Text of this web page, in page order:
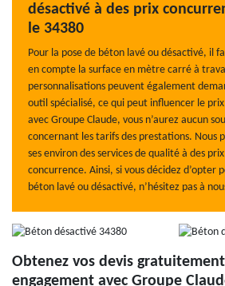
désactivé à des prix
le 34380
Pour la pose de béton lavé ou désactivé, il
en compte la surface en mètre carré à
personnalisations peuvent également
outil spécialisé, ce qui peut influencer le
avec Groupe Claude, vous n’aurez aucun
concernant les tarifs des prestations. Nous
ses environ des services de qualité à des
concurrence. Ainsi, si vous décidez d’opter
béton lavé ou désactivé, n’hésitez pas à
Obtenez vos devis
engagement avec Groupe